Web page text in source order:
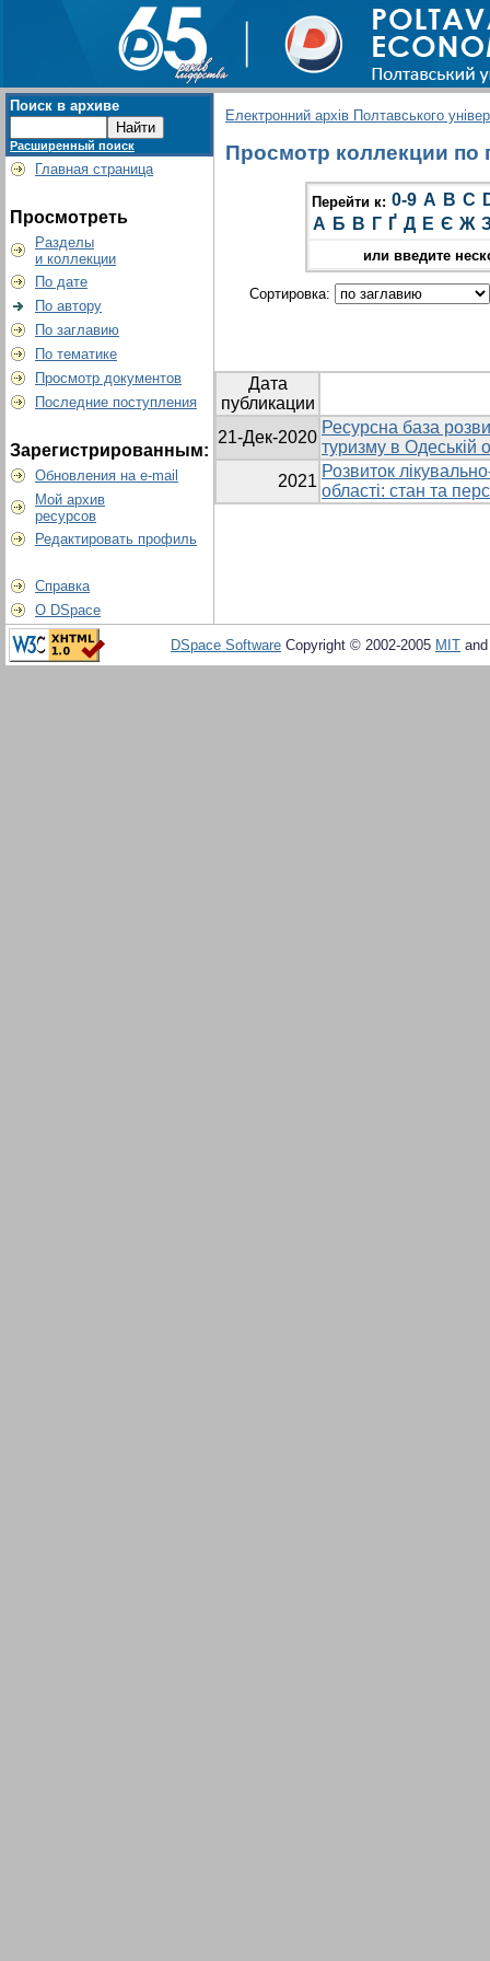
Поиск в архиве
Расширенный поиск
Главная страница
Просмотреть
Разделы
и коллекции
По дате
По автору
По заглавию
По тематике
Просмотр документов
Последние поступления
Зарегистрированным:
Обновления на e-mail
Мой архив
ресурсов
Редактировать профиль
Справка
О DSpace
Електронний архів Полтавського
Просмотр коллекции по
Перейти к: 0-9 A B C
А Б В Г Ґ Д Е Є Ж
или введите
Сортировка:
Дата
публикации
21-Дек-2020
Ресурсна база
туризму в Одеській
2021
Розвиток
області: стан та
DSpace Software Copyright © 2002-2005 MIT